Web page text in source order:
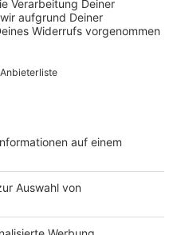
bis 30 Euro
Leihfirmen wie
und sich selbst